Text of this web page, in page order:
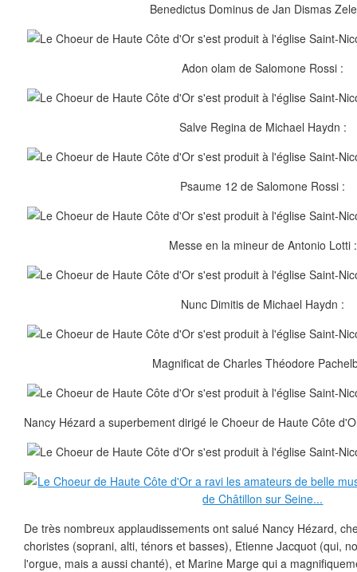
Benedictus Dominus de Jan Dismas
Adon olam de Salomone Rossi :
Salve Regina de Michael Haydn :
Psaume 12 de Salomone Rossi :
Messe en la mineur de Antonio Lotti :
Nunc Dimitis de Michael Haydn :
Magnificat de Charles Théodore
Nancy Hézard a superbement dirigé le Choeur de Haute Côte
De très nombreux applaudissements ont salué Nancy Hézard,
choristes (soprani, alti, ténors et basses), Etienne Jacquot (qui,
l'orgue, mais a aussi chanté), et Marine Marge qui a